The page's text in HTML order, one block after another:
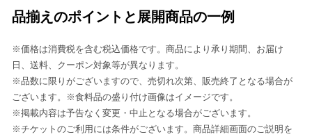
品揃えのポイントと展開商品の一例
※価格は消費税を含む税込価格です。商品により承り期間、お届け
日、送料、クーポン対象等が異なります。
※品数に限りがございますので、売切れ次第、販売終了となる場合が
ございます。※食料品の盛り付け画像はイメージです。
※掲載内容は予告なく変更・中止となる場合がございます。
※チケットのご利用には条件がございます。商品詳細画面のご説明を